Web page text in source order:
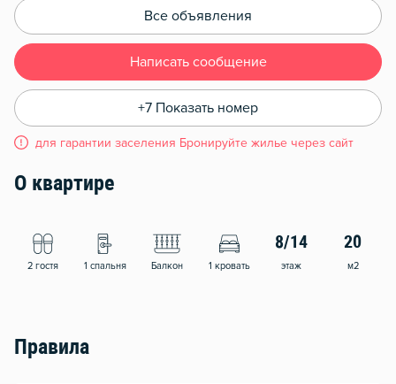
Все объявления
Написать сообщение
+7 Показать номер
для гарантии заселения Бронируйте жилье через сайт
О квартире
2 гостя 1 спальня Балкон 1 кровать
8/14
этаж
20
м2
Правила